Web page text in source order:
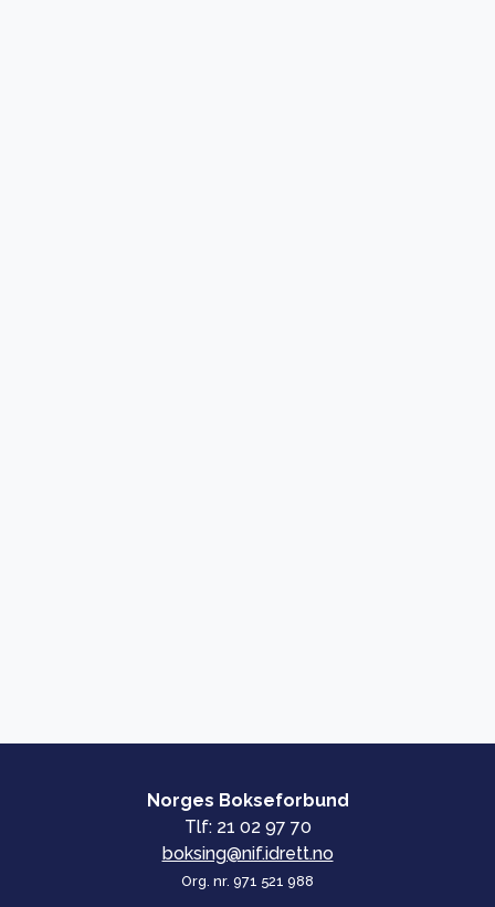
Norges Bokseforbund
Tlf: 21 02 97 70
boksing@nif.idrett.no
Org. nr. 971 521 988